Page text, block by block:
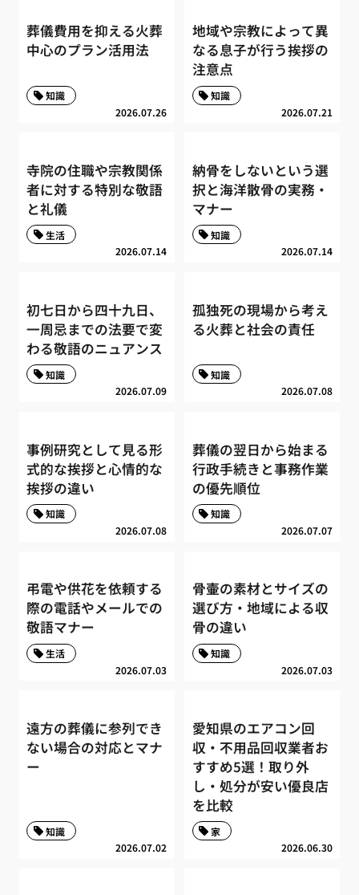
葬儀費用を抑える火葬
中心のプラン活用法
2026.07.26
知識
地域や宗教によって異
なる息子が行う挨拶の
注意点
2026.07.21
知識
寺院の住職や宗教関係
者に対する特別な敬語
と礼儀
2026.07.14
生活
納骨をしないという選
択と海洋散骨の実務・
マナー
2026.07.14
知識
初七日から四十九日、
一周忌までの法要で変
わる敬語のニュアンス
2026.07.09
知識
孤独死の現場から考え
る火葬と社会の責任
2026.07.08
知識
事例研究として見る形
式的な挨拶と心情的な
挨拶の違い
2026.07.08
知識
葬儀の翌日から始まる
行政手続きと事務作業
の優先順位
2026.07.07
知識
弔電や供花を依頼する
際の電話やメールでの
敬語マナー
2026.07.03
生活
骨壷の素材とサイズの
選び方・地域による収
骨の違い
2026.07.03
知識
遠方の葬儀に参列でき
ない場合の対応とマナ
ー
2026.07.02
知識
愛知県のエアコン回
収・不用品回収業者お
すすめ5選！取り外
し・処分が安い優良店
を比較
2026.06.30
家